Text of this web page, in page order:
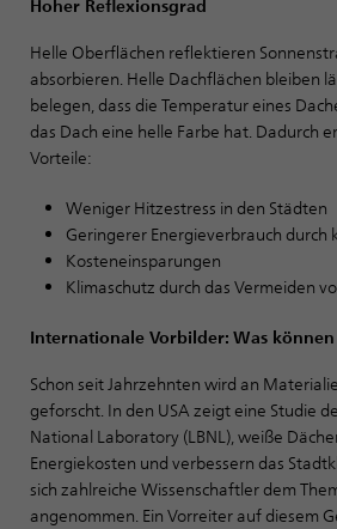
Hoher Reflexionsgrad
Helle Oberflächen reflektieren
absorbieren. Helle Dachflächen bleiben
belegen, dass die Temperatur eines
das Dach eine helle Farbe hat. Dadurch
Vorteile:
Weniger Hitzestress in den Städten
Geringerer Energieverbrauch durch
Kosteneinsparungen
Klimaschutz durch das Vermeiden
Internationale Vorbilder: Was
Schon seit Jahrzehnten wird an
geforscht. In den USA zeigt eine Studie
National Laboratory (LBNL), weiße
Energiekosten und verbessern das
sich zahlreiche Wissenschaftler dem
angenommen. Ein Vorreiter auf diesem